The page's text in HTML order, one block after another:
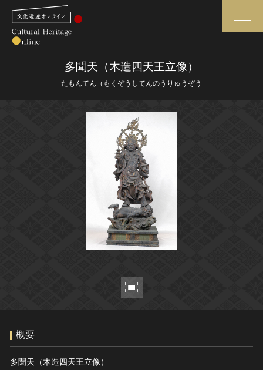
さらに詳細検索
全国の美術館・博物館
媒体資料・関連記事等
博物館、美術館の皆さまへ
文化庁よりご挨拶
今月のみどころ
お知らせ一覧
このサイトについて
サイトのご意見はこちら
多聞天（木造四天王立像）
たもんてん（もくぞうしてんのうりゅうぞう
概要
多聞天（木造四天王立像）